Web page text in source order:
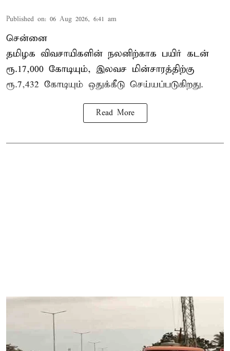
Published on: 06 Aug 2026, 6:41 am
சென்னை
தமிழக விவசாயிகளின் நலனிற்காக பயிர் கடன்
ரூ.17,000 கோடியும், இலவச மின்சாரத்திற்கு
ரூ.7,432 கோடியும் ஒதுக்கீடு செய்யப்படுகிறது.
Read More